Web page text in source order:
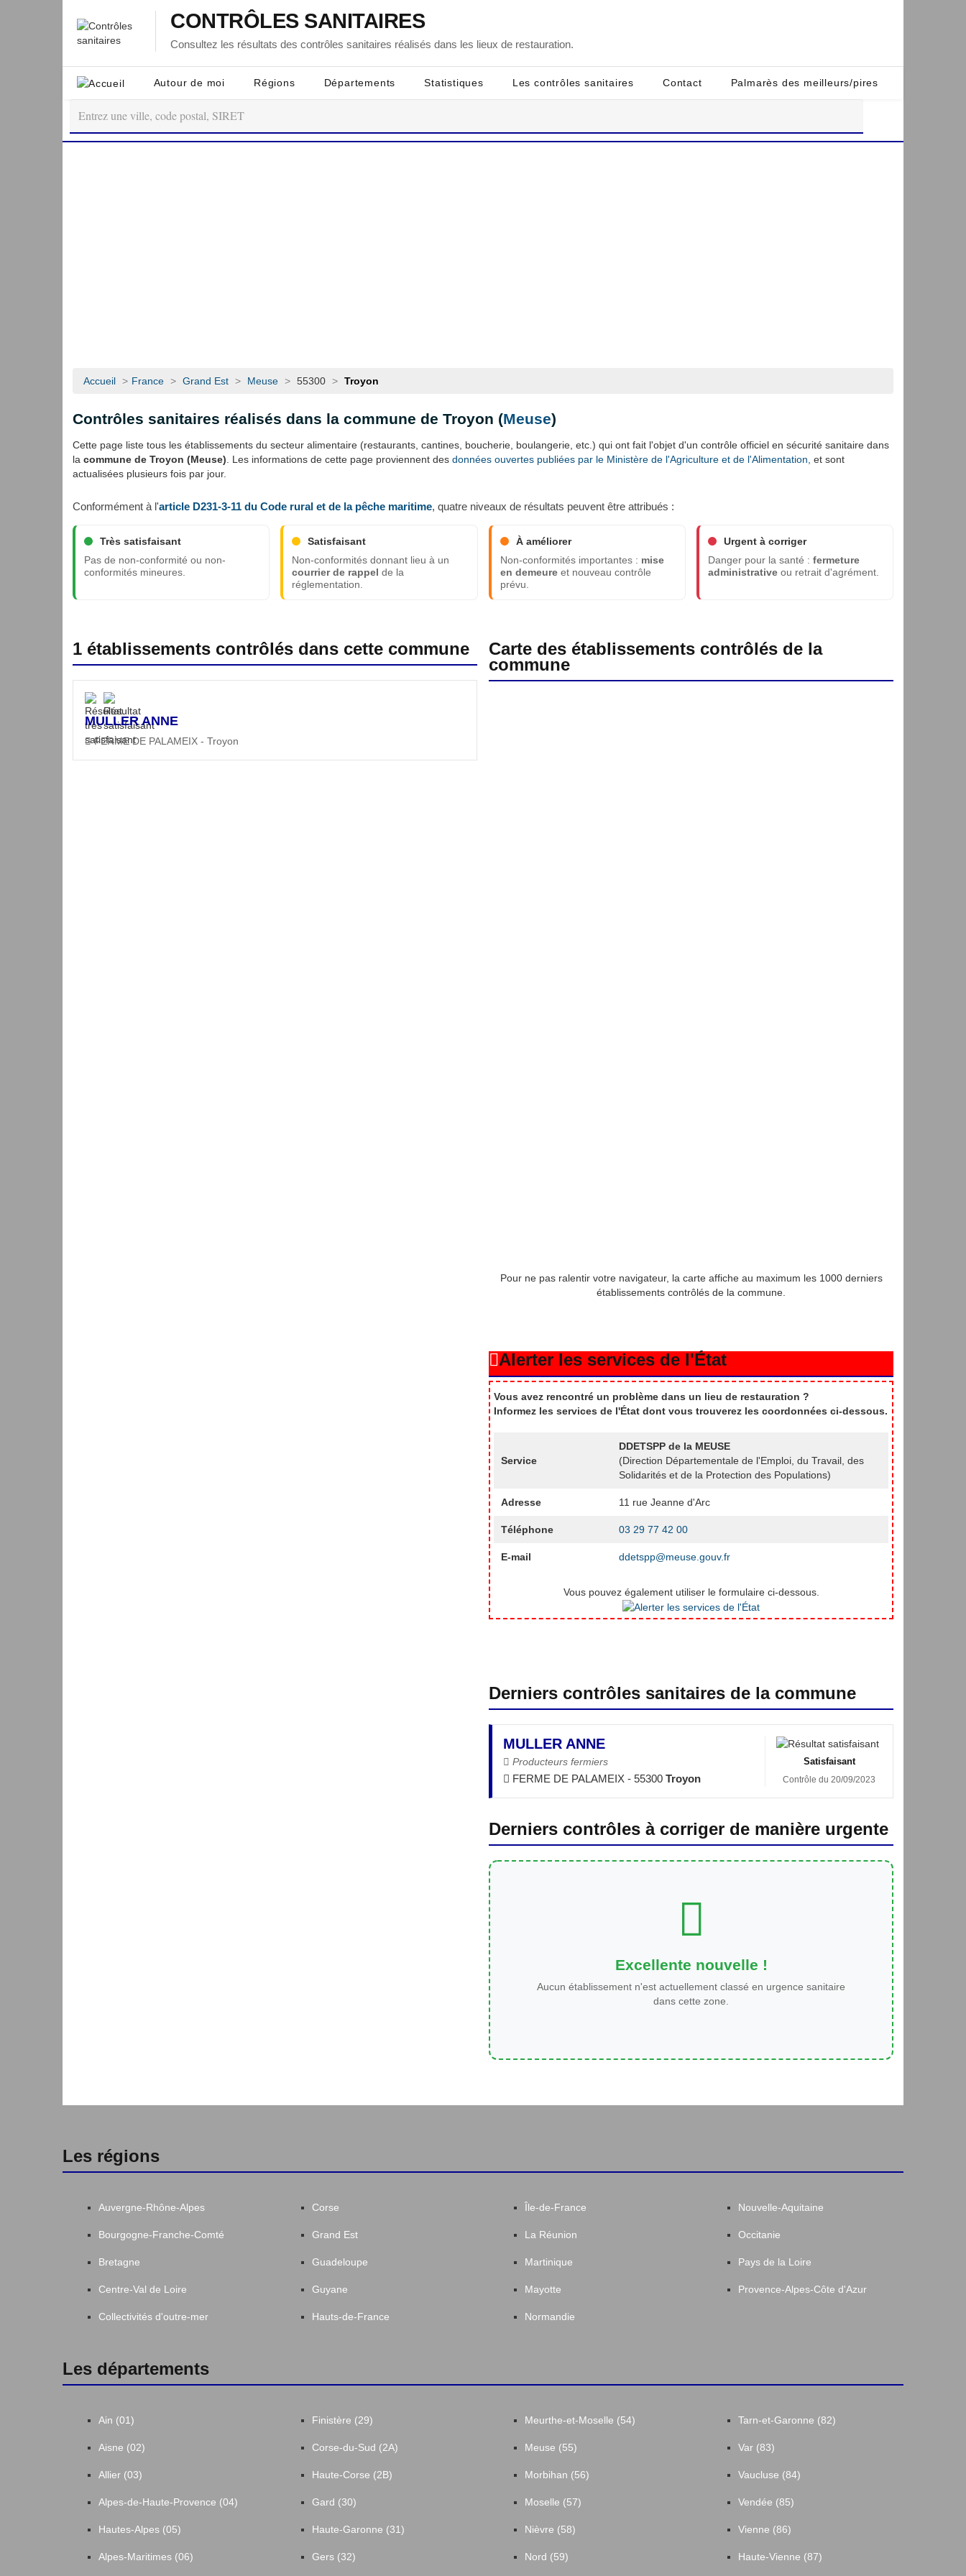
CONTRÔLES SANITAIRES
Consultez les résultats des contrôles sanitaires réalisés dans les lieux de restauration.
Autour de moi Régions Départements Statistiques Les contrôles sanitaires Contact Palmarès des meilleurs/pires
Accueil > France > Grand Est > Meuse > 55300 > Troyon
Contrôles sanitaires réalisés dans la commune de Troyon (Meuse)
Cette page liste tous les établissements du secteur alimentaire (restaurants, cantines, boucherie, boulangerie, etc.) qui ont fait l'objet d'un contrôle officiel en sécurité sanitaire dans
la commune de Troyon (Meuse) . Les informations de cette page proviennent des données ouvertes publiées par le Ministère de l'Agriculture et de l'Alimentation, et sont
actualisées plusieurs fois par jour.
Conformément à l'article D231-3-11 du Code rural et de la pêche maritime, quatre niveaux de résultats peuvent être attribués :
Très satisfaisant
Pas de non-conformité ou non-
conformités mineures.
Satisfaisant
Non-conformités donnant lieu à un
courrier de rappel de la
réglementation.
À améliorer
Non-conformités importantes : mise
en demeureet nouveau contrôle
prévu.
Urgent à corriger
Danger pour la santé : fermeture
administrativeou retrait d'agrément.
1 établissements contrôlés dans cette commune
MULLER ANNE
FERME DE PALAMEIX - Troyon
Carte des établissements contrôlés de la
commune
Pour ne pas ralentir votre navigateur, la carte affiche au maximum les 1000 derniers
établissements contrôlés de la commune.
Alerter les services de l'État
Vous avez rencontré un problème dans un lieu de restauration ?
Informez les services de l'État dont vous trouverez les coordonnées ci-dessous.
Service
DDETSPP de la MEUSE
(Direction Départementale de l'Emploi, du Travail, des
Solidarités et de la Protection des Populations)
Adresse 11 rue Jeanne d'Arc
Téléphone 03 29 77 42 00
E-mail ddetspp@meuse.gouv.fr
Vous pouvez également utiliser le formulaire ci-dessous.
Derniers contrôles sanitaires de la commune
MULLER ANNE
Producteurs fermiers
FERME DE PALAMEIX - 55300 Troyon
Satisfaisant
Contrôle du 20/09/2023
Derniers contrôles à corriger de manière urgente
Excellente nouvelle !
Aucun établissement n'est actuellement classé en urgence sanitaire
dans cette zone.
Les régions
Auvergne-Rhône-Alpes
Bourgogne-Franche-Comté
Bretagne
Centre-Val de Loire
Collectivités d'outre-mer
Corse
Grand Est
Guadeloupe
Guyane
Hauts-de-France
Île-de-France
La Réunion
Martinique
Mayotte
Normandie
Nouvelle-Aquitaine
Occitanie
Pays de la Loire
Provence-Alpes-Côte d'Azur
Les départements
Ain (01)
Aisne (02)
Allier (03)
Alpes-de-Haute-Provence (04)
Hautes-Alpes (05)
Alpes-Maritimes (06)
Finistère (29)
Corse-du-Sud (2A)
Haute-Corse (2B)
Gard (30)
Haute-Garonne (31)
Gers (32)
Meurthe-et-Moselle (54)
Meuse (55)
Morbihan (56)
Moselle (57)
Nièvre (58)
Nord (59)
Tarn-et-Garonne (82)
Var (83)
Vaucluse (84)
Vendée (85)
Vienne (86)
Haute-Vienne (87)